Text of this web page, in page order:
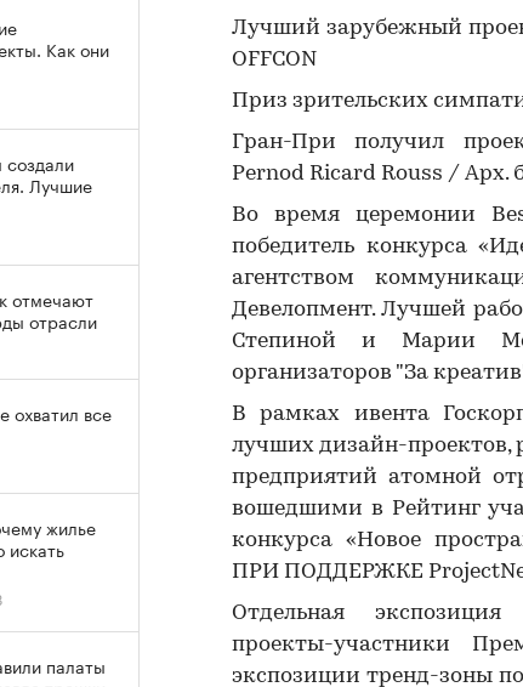
Лучший зарубежный
OFFCON
Приз зрительских
Гран-При получил
Pernod Ricard Rouss / Арх.
Во время церемонии
победитель конкурса
агентством
Девелопмент. Лучшей
Степиной и Марии
организаторов "За
В рамках ивента
лучших дизайн-проектов,
предприятий атомной
вошедшими в Рейтинг
конкурса «Новое
ПРИ ПОДДЕРЖКЕ
Отдельная
проекты-участники
экспозиции тренд-зоны
Как они
создали
Лучшие
отмечают
отрасли
охватил все
жилье
искать
палаты